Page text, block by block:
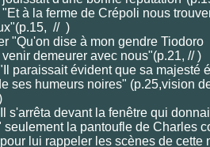
à la ferme de Crépoli nous
// )
"Qu'on dise à mon gendre Tiodoro
demeurer avec nous"(p.21, // )
paraissait évident que sa majesté
ses humeurs noires" (p.25,vision
s'arrêta devant la fenêtre qui
la pantoufle de Charles
lui rappeler les scènes de cette